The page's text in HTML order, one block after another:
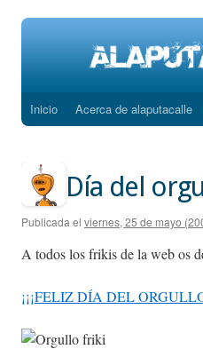
Saltar
contenido
Inicio Acerca de alaputacalle
Día del
Publicada el viernes, 25 de mayo
A todos los frikis de la web os
¡¡¡FELIZ DÍA DEL